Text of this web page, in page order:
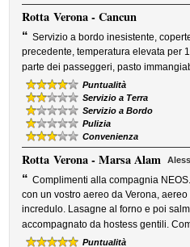
RottaVerona - Cancun
“ Servizio a bordo inesistente,
precedente, temperatura elevata per
parte dei passeggeri, pasto
Puntualità
Servizio a Terra
Servizio a Bordo
Pulizia
Convenienza
RottaVerona - Marsa Alam
“ Complimenti alla compagnia
con un vostro aereo da Verona,
incredulo. Lasagne al forno e poi
accompagnato da hostess gentili.
Puntualità